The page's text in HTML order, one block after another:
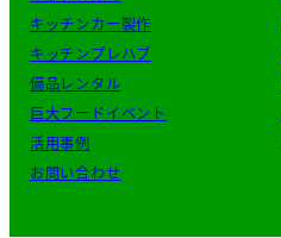
キッチンカー製作
キッチンプレハブ
備品レンタル
巨大フードイベント
活用事例
お問い合わせ